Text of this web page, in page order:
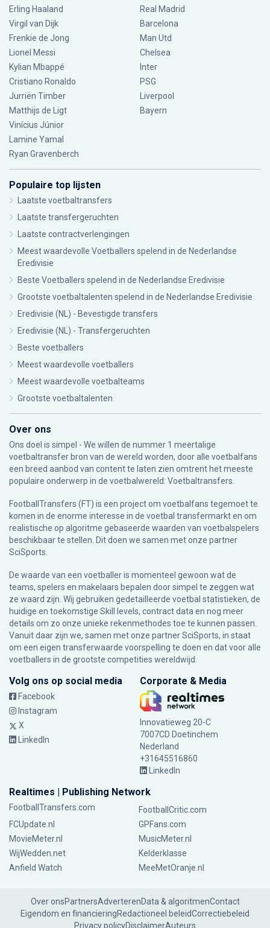
Erling Haaland
Virgil van Dijk
Frenkie de Jong
Lionel Messi
Kylian Mbappé
Cristiano Ronaldo
Jurriën Timber
Matthijs de Ligt
Vinícius Júnior
Lamine Yamal
Ryan Gravenberch
Real Madrid
Barcelona
Man Utd
Chelsea
Inter
PSG
Liverpool
Bayern
Populaire top lijsten
Laatste voetbaltransfers
Laatste transfergeruchten
Laatste contractverlengingen
Meest waardevolle Voetballers spelend in de Nederlandse
Eredivisie
Beste Voetballers spelend in de Nederlandse Eredivisie
Grootste voetbaltalenten spelend in de Nederlandse Eredivisie
Eredivisie (NL) - Bevestigde transfers
Eredivisie (NL) - Transfergeruchten
Beste voetballers
Meest waardevolle voetballers
Meest waardevolle voetbalteams
Grootste voetbaltalenten
Over ons
Ons doel is simpel - We willen de nummer 1 meertalige
voetbaltransfer bron van de wereld worden, door alle voetbalfans
een breed aanbod van content te laten zien omtrent het meeste
populaire onderwerp in de voetbalwereld: Voetbaltransfers.
FootballTransfers (FT) is een project om voetbalfans tegemoet te
komen in de enorme interesse in de voetbal transfermarkt en om
realistische op algoritme gebaseerde waarden van voetbalspelers
beschikbaar te stellen. Dit doen we samen met onze partner
SciSports
De waarde van een voetballer is momenteel gewoon wat de
teams, spelers en makelaars bepalen door simpel te zeggen wat
ze waard zijn. Wij gebruiken gedetailleerde voetbal statistieken, de
huidige en toekomstige Skill levels, contract data en nog meer
details om zo onze unieke rekenmethodes toe te kunnen passen.
Vanuit daar zijn we, samen met onze partner SciSports, in staat
om een eigen transferwaarde voorspelling te doen en dat voor alle
voetballers in de grootste competities wereldwijd.
Volg ons op social media
Facebook
Instagram
X
LinkedIn
Corporate & Media
Innovatieweg 20-C
7007CD Doetinchem
Nederland
+31645516860
LinkedIn
Realtimes | Publishing Network
FootballTransfers.com
FootballCritic.com
FCUpdate.nl
GPFans.com
MovieMeter.nl
MusicMeter.nl
WijWedden.net
Kelderklasse
Anfield Watch
MeeMetOranje.nl
Over onsPartnersAdverterenData & algoritmenContact
Eigendom en financieringRedactioneel beleidCorrectiebeleid
Privacy policyDisclaimerAuteurs